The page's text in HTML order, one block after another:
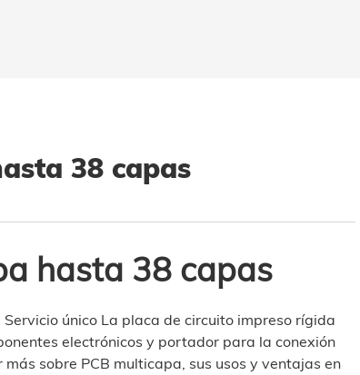
38 capas
hasta 38 capas
único La placa de circuito impreso rígida
electrónicos y portador para la conexión
sobre PCB multicapa, sus usos y ventajas en